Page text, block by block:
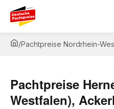
/Pachtpreise Nordrhein-
Pachtpreise
Westfalen),